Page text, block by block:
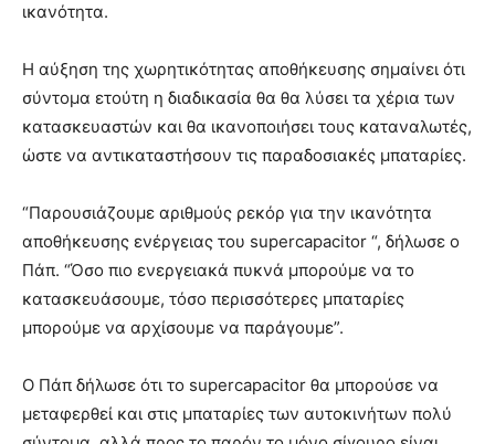
ικανότητα.
Η αύξηση της χωρητικότητας αποθήκευσης σημαίνει ότι
σύντομα ετούτη η διαδικασία θα θα λύσει τα χέρια των
κατασκευαστών και θα ικανοποιήσει τους καταναλωτές,
ώστε να αντικαταστήσουν τις παραδοσιακές μπαταρίες.
“Παρουσιάζουμε αριθμούς ρεκόρ για την ικανότητα
αποθήκευσης ενέργειας του supercapacitor “, δήλωσε ο
Πάπ. “Όσο πιο ενεργειακά πυκνά μπορούμε να το
κατασκευάσουμε, τόσο περισσότερες μπαταρίες
μπορούμε να αρχίσουμε να παράγουμε”.
Ο Πάπ δήλωσε ότι το supercapacitor θα μπορούσε να
μεταφερθεί και στις μπαταρίες των αυτοκινήτων πολύ